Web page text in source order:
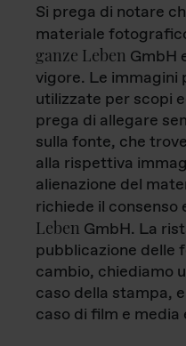
Si prega di notare
materiale
ganze Leben GmbH
vigore. Le immagini
utilizzate per scopi
prega di allegare
sulla fonte, che
alla rispettiva
alienazione del
richiede il consenso
Leben GmbH. La
pubblicazione delle
cambio, chiediamo
caso della stampa,
caso di film e